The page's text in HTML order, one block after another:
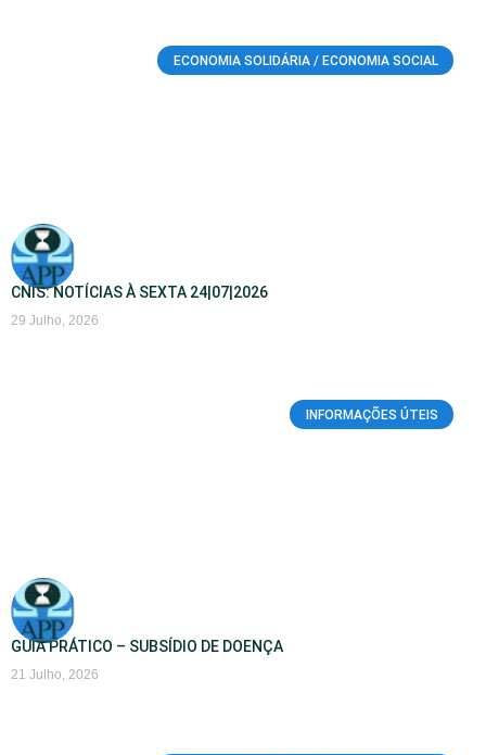
ECONOMIA SOLIDÁRIA / ECONOMIA SOCIAL
CNIS: NOTÍCIAS À SEXTA 24|07|2026
29 Julho, 2026
INFORMAÇÕES ÚTEIS
GUIA PRÁTICO – SUBSÍDIO DE DOENÇA
21 Julho, 2026